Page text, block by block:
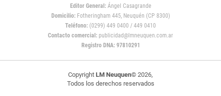
Editor General:Ángel Casagrande
Domicilio:Fotheringham 445, Neuquén (CP 8300)
Teléfono: (0299) 449 0400 / 449 0410
Contacto comercial: publicidad@lmneuquen.com.ar
Registro DNA: 97810291
Copyright LM Neuquen© 2026,
Todos los derechos reservados